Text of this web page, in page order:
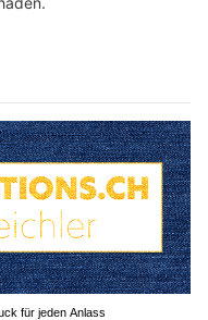
für jeden Anlass